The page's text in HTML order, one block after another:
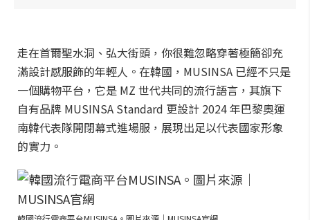
走在首爾聖水洞、弘大街頭，你很難忽略穿著極簡卻充
滿設計感服飾的年輕人。在韓國，MUSINSA 已經不只是
一個購物平台，它是 MZ 世代共同的流行語言，其旗下
自有品牌 MUSINSA Standard 更設計 2024 年巴黎奧運
南韓代表隊開閉幕式進場服，展現出足以代表國家形象
的實力。